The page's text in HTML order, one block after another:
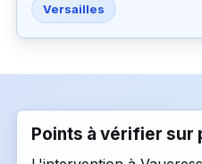
Versailles
Points à vérifier sur